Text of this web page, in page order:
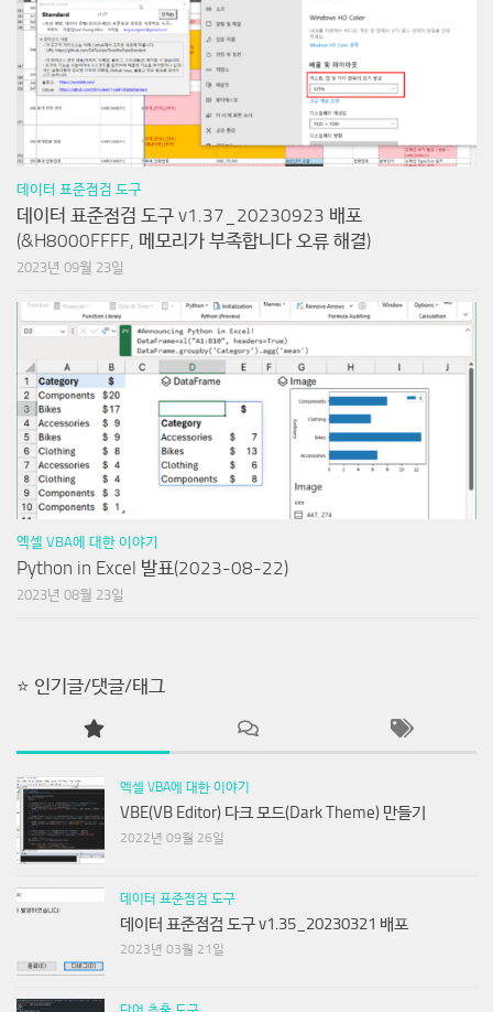
데이터 표준점검 도구
데이터 표준점검 도구 v1.37_20230923 배포
(&H8000FFFF, 메모리가 부족합니다 오류 해결)
2023년 09월 23일
엑셀 VBA에 대한 이야기
Python in Excel 발표(2023-08-22)
2023년 08월 23일
⭐ 인기글/댓글/태그
엑셀 VBA에 대한 이야기
VBE(VB Editor) 다크 모드(Dark Theme) 만들기
2022년 09월 26일
데이터 표준점검 도구
데이터 표준점검 도구 v1.35_20230321 배포
2023년 03월 21일